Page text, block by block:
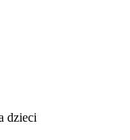
dzieci